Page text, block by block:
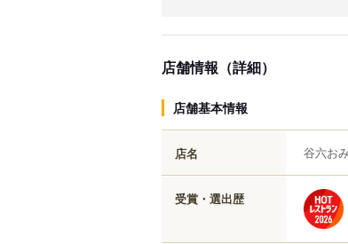
店舗情報（詳細）
店舗基本情報
店名 谷六お
受賞・選出歴